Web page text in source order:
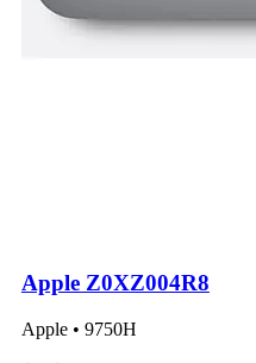
Apple Z0XZ004R8
Apple • 9750H